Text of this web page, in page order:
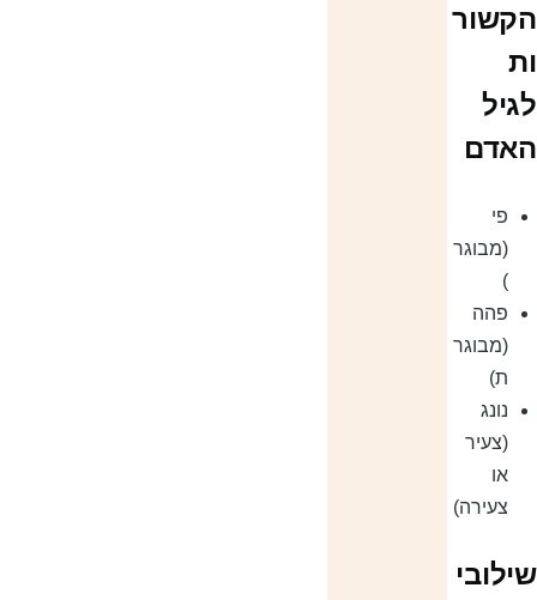
פי
(מבוגר
פהה
(מבוגר
ת)
נונג
(צעיר
או
צעירה)